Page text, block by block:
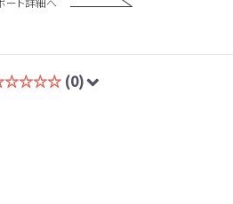
(0)